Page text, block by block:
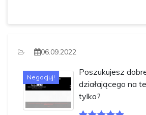
06.09.2022
Negocjuj!
Poszukujesz
działającego na
tylko?